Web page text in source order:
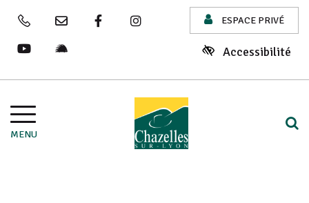
04 77 54 20 20Nous contacter
Lien vers le compte Facebook
Lien vers le compte Instagram
Lien vers la chaîne Youtube
Lien vers le site illiwap
ESPACE PRIVÉ
Accessibilité
Aller à la navigation
MENU
Fenêtre
de
chat